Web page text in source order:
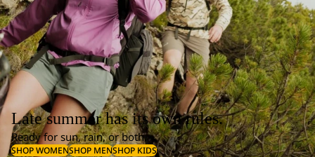
Late summer has its own rules.
Ready for sun, rain, or both.
SHOP WOMENSHOP MENSHOP KIDS